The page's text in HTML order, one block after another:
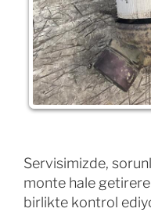
Servisimizde,
monte hale
birlikte kontrol